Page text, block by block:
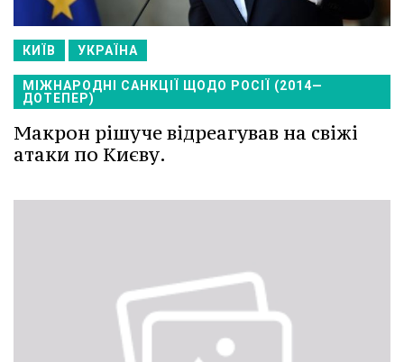
КИЇВ УКРАЇНА
МІЖНАРОДНІ САНКЦІЇ ЩОДО РОСІЇ (2014—
ДОТЕПЕР)
Макрон рішуче відреагував на свіжі
атаки по Києву.